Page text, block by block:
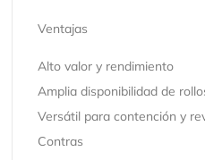
Ventajas
Alto valor y rendimiento
Amplia disponibilidad de
Versátil para contención y
Contras